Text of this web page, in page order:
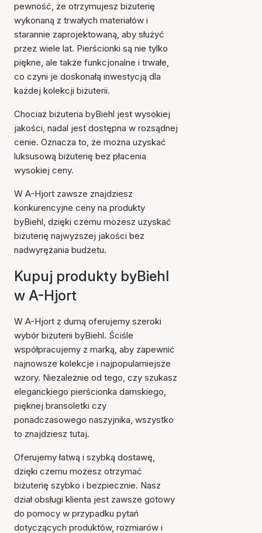
pewność, że otrzymujesz biżuterię
wykonaną z trwałych materiałów i
starannie zaprojektowaną, aby służyć
przez wiele lat. Pierścionki są nie tylko
piękne, ale także funkcjonalne i trwałe,
co czyni je doskonałą inwestycją dla
każdej kolekcji biżuterii.
Chociaż biżuteria byBiehl jest wysokiej
jakości, nadal jest dostępna w rozsądnej
cenie. Oznacza to, że można uzyskać
luksusową biżuterię bez płacenia
wysokiej ceny.
W A-Hjort zawsze znajdziesz
konkurencyjne ceny na produkty
byBiehl, dzięki czemu możesz uzyskać
biżuterię najwyższej jakości bez
nadwyrężania budżetu.
Kupuj produkty byBiehl
w A-Hjort
W A-Hjort z dumą oferujemy szeroki
wybór biżuterii byBiehl. Ściśle
współpracujemy z marką, aby zapewnić
najnowsze kolekcje i najpopularniejsze
wzory. Niezależnie od tego, czy szukasz
eleganckiego pierścionka damskiego,
pięknej bransoletki czy
ponadczasowego naszyjnika, wszystko
to znajdziesz tutaj.
Oferujemy łatwą i szybką dostawę,
dzięki czemu możesz otrzymać
biżuterię szybko i bezpiecznie. Nasz
dział obsługi klienta jest zawsze gotowy
do pomocy w przypadku pytań
dotyczących produktów, rozmiarów i